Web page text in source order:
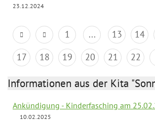
23.12.2024
1 ... 13 14
17
18 19 20 21 22
Informationen aus der Kita
Ankündigung - Kinderfasching am
10.02.2025